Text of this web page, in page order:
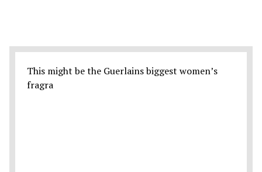
This might be the Guerlains biggest women’s
fragra